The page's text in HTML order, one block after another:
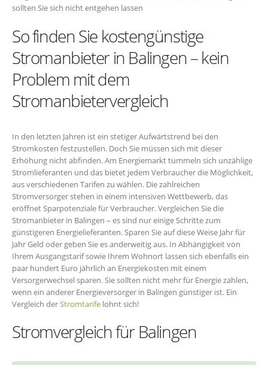
sollten Sie sich nicht entgehen lassen
So finden Sie kostengünstige
Stromanbieter in Balingen – kein
Problem mit dem
Stromanbietervergleich
In den letzten Jahren ist ein stetiger Aufwärtstrend bei den
Stromkosten festzustellen. Doch Sie müssen sich mit dieser
Erhöhung nicht abfinden. Am Energiemarkt tümmeln sich unzählige
Stromlieferanten und das bietet jedem Verbraucher die Möglichkeit,
aus verschiedenen Tarifen zu wählen. Die zahlreichen
Stromversorger stehen in einem intensiven Wettbewerb, das
eröffnet Sparpotenziale für Verbraucher. Vergleichen Sie die
Stromanbieter in Balingen – es sind nur einige Schritte zum
günstigeren Energielieferanten. Sparen Sie auf diese Weise Jahr für
Jahr Geld oder geben Sie es anderweitig aus. In Abhängigkeit von
Ihrem Ausgangstarif sowie Ihrem Wohnort lassen sich ebenfalls ein
paar hundert Euro jährlich an Energiekosten mit einem
Versorgerwechsel sparen. Sie sollten nicht mehr für Energie zahlen,
wenn ein anderer Energieversorger in Balingen günstiger ist. Ein
Vergleich derStromtarife lohnt sich!
Stromvergleich für Balingen